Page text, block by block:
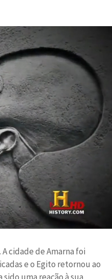
cidade de Amarna foi
e o Egito retornou ao